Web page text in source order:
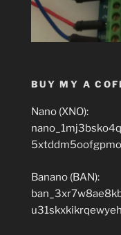
BUY MY A
Nano (XNO):
Banano (BAN):